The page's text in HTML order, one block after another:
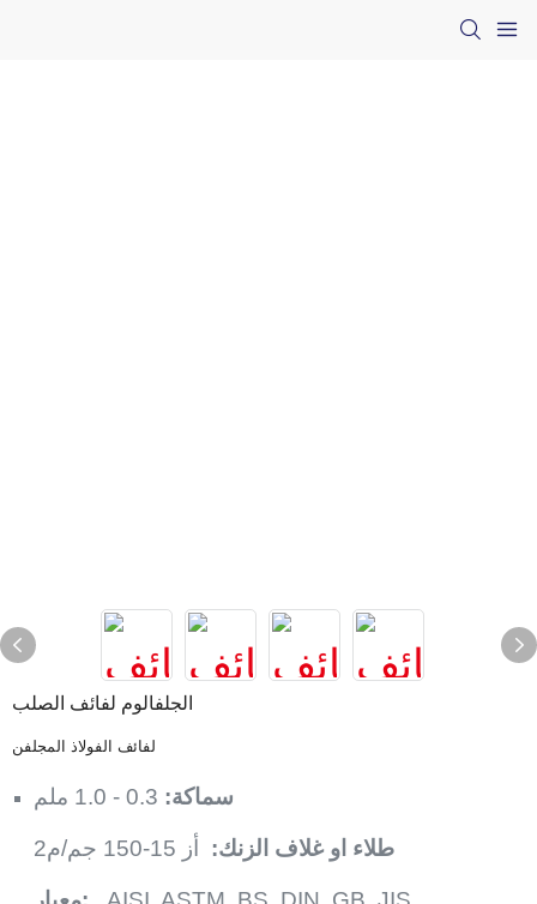
الجلفالوم لفائف الصلب
لفائف الفولاذ المجلفن
سماكة: 0.3 - 1.0 ملم
طلاء او غلاف الزنك: أز 15-150 جم/م2